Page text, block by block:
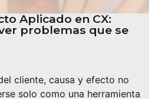
Aplicado en CX:
problemas que se
cliente, causa y efecto no
solo como una herramienta